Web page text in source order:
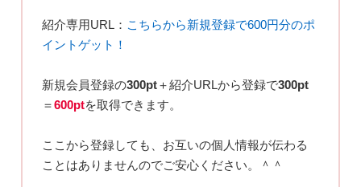
紹介専用URL： こちらから新規登録で600円分のポ
イントゲット！
新規会員登録の300pt＋紹介URLから登録で300pt
＝600ptを取得できます。
ここから登録しても、お互いの個人情報が伝わる
ことはありませんのでご安心ください。＾＾